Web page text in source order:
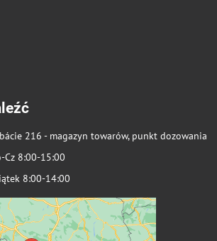
216 - magazyn towarów, punkt dozowania
8:00-15:00
14:00